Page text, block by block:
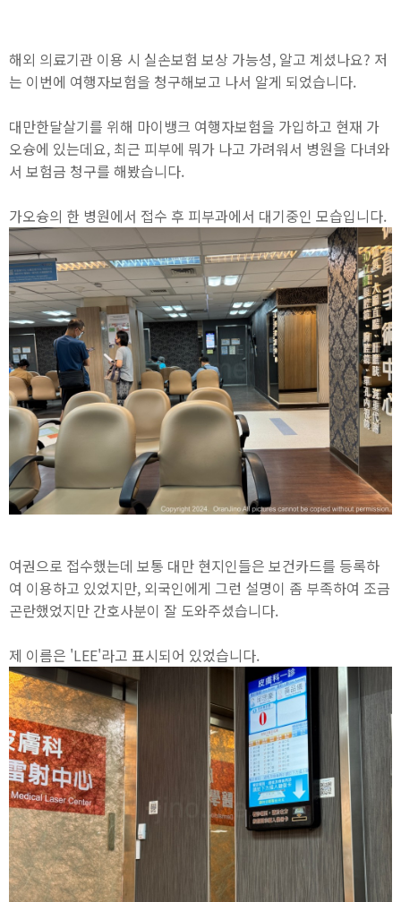
해외 의료기관 이용 시 실손보험 보상 가능성, 알고 계셨나요? 저
는 이번에 여행자보험을 청구해보고 나서 알게 되었습니다.
대만한달살기를 위해 마이뱅크 여행자보험을 가입하고 현재 가
오슝에 있는데요, 최근 피부에 뭐가 나고 가려워서 병원을 다녀와
서 보험금 청구를 해봤습니다.
가오슝의 한 병원에서 접수 후 피부과에서 대기중인 모습입니다.
여권으로 접수했는데 보통 대만 현지인들은 보건카드를 등록하
여 이용하고 있었지만, 외국인에게 그런 설명이 좀 부족하여 조금
곤란했었지만 간호사분이 잘 도와주셨습니다.
제 이름은 'LEE'라고 표시되어 있었습니다.